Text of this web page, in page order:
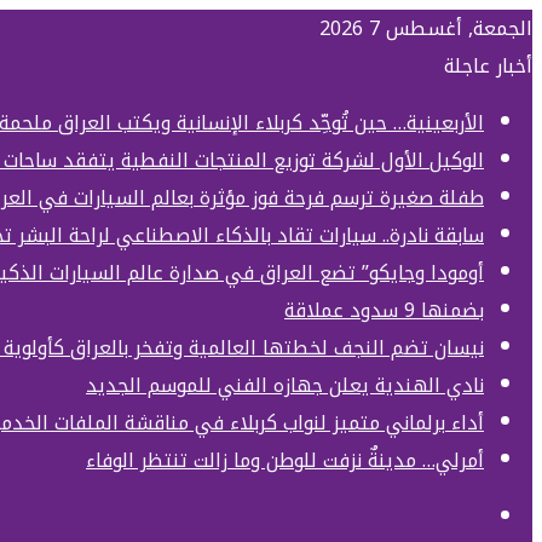
الجمعة, أغسطس 7 2026
أخبار عاجلة
الأربعينية… حين تُوحِّد كربلاء الإنسانية ويكتب العراق
الوكيل الأول لشركة توزيع المنتجات النفطية يتفقد
طفلة صغيرة ترسم فرحة فوز مؤثرة بعالم السيارات في
سابقة نادرة.. سيارات تقاد بالذكاء الاصطناعي لراحة
أومودا وجايكو” تضع العراق في صدارة عالم السيارات
بضمنها 9 سدود عملاقة
نيسان تضم النجف لخطتها العالمية وتفخر بالعراق
نادي الهندية يعلن جهازه الفني للموسم الجديد
أداء برلماني متميز لنواب كربلاء في مناقشة الملفات
أمرلي… مدينةٌ نزفت للوطن وما زالت تنتظر الوفاء